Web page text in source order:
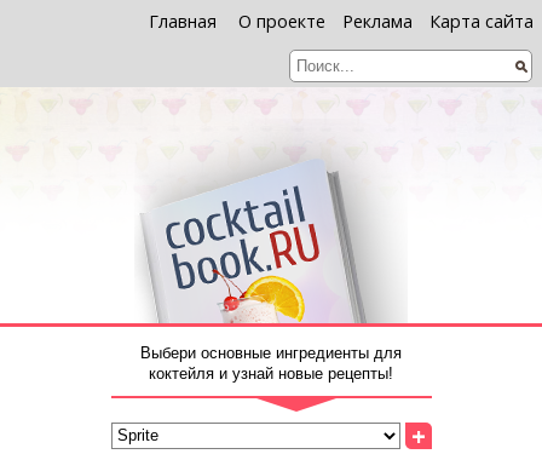
Главная О проекте Реклама Карта сайта
Выбери основные ингредиенты для
коктейля и узнай новые рецепты!
+